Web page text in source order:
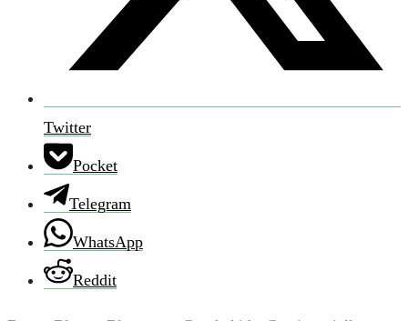
Twitter
Pocket
Telegram
WhatsApp
Reddit